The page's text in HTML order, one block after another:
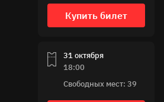
Купить билет
31 октября
18:00
Свободных мест: 39